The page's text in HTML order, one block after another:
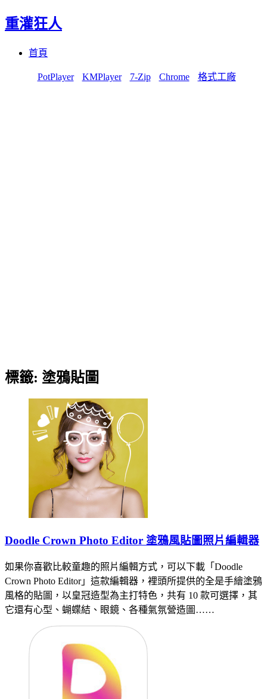
重灌狂人
首頁
PotPlayer KMPlayer 7-Zip Chrome 格式工廠
標籤: 塗鴉貼圖
Doodle Crown Photo Editor 塗鴉風貼圖照片編輯器
如果你喜歡比較童趣的照片編輯方式，可以下載「Doodle
Crown Photo Editor」這款編輯器，裡頭所提供的全是手繪塗鴉
風格的貼圖，以皇冠造型為主打特色，共有 10 款可選擇，其
它還有心型、蝴蝶結、眼鏡、各種氣氛營造圖……